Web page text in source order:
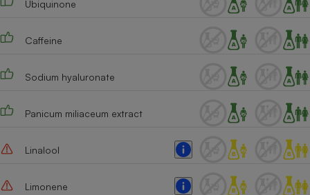
Ubiquinone
Caffeine
Sodium hyaluronate
Panicum miliaceum extract
Linalool
Limonene